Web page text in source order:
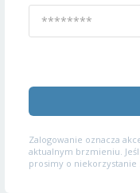
Zalogowanie oznacza
aktualnym brzmieniu.
prosimy o niekorzystanie